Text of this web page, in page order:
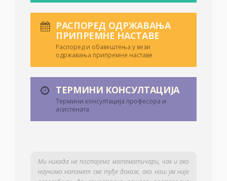
РАСПОРЕД ОДРЖАВАЊА
ПРИПРЕМНЕ НАСТАВЕ
Распоред и обавештења у вези
одржавања припремне наставе
ТЕРМИНИ КОНСУЛТАЦИЈА
Термини консултација професора и
асистената
Ми никада не постајемо математичари, чак и ако
научимо напамет све туђе доказе, ако наш ум није